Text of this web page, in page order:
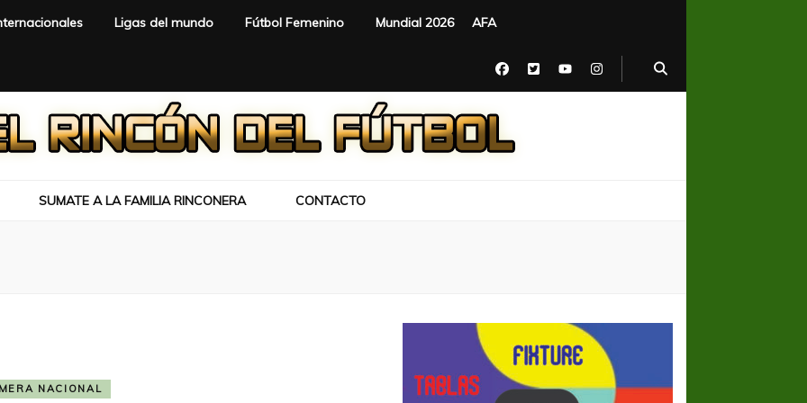
Ligas del mundo Fútbol Femenino Mundial 2026 AFA
SUMATE A LA FAMILIA RINCONERA CONTACTO
NACIONAL